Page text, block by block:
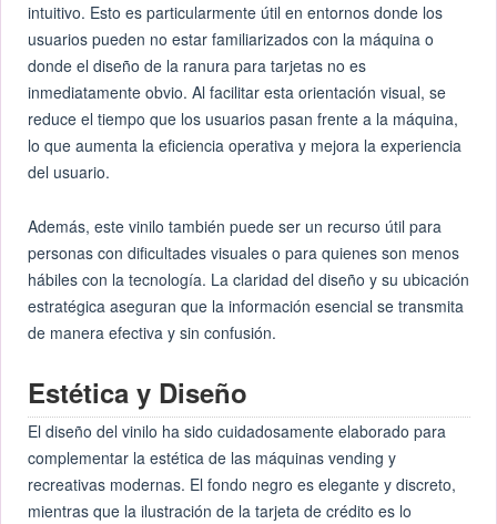
intuitivo. Esto es particularmente útil en entornos donde los
usuarios pueden no estar familiarizados con la máquina o
donde el diseño de la ranura para tarjetas no es
inmediatamente obvio. Al facilitar esta orientación visual, se
reduce el tiempo que los usuarios pasan frente a la máquina,
lo que aumenta la eficiencia operativa y mejora la experiencia
del usuario.
Además, este vinilo también puede ser un recurso útil para
personas con dificultades visuales o para quienes son menos
hábiles con la tecnología. La claridad del diseño y su ubicación
estratégica aseguran que la información esencial se transmita
de manera efectiva y sin confusión.
Estética y Diseño
El diseño del vinilo ha sido cuidadosamente elaborado para
complementar la estética de las máquinas vending y
recreativas modernas. El fondo negro es elegante y discreto,
mientras que la ilustración de la tarjeta de crédito es lo